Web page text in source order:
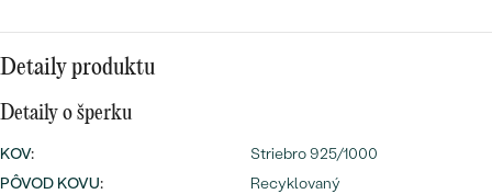
SYMBOLICKÉ
MINIMALISTICKÉ
PODĽA PRÍLEŽITOSTI
Detaily produktu
Detaily o šperku
KOV:
Striebro 925/1000
PÔVOD KOVU:
Recyklovaný